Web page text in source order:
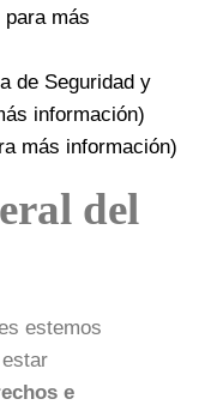
más
de Seguridad y
información)
más información)
del
estemos
e